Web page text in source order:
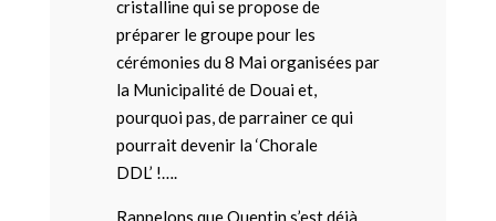
cristalline qui se propose de
préparer le groupe pour les
cérémonies du 8 Mai organisées par
la Municipalité de Douai et,
pourquoi pas, de parrainer ce qui
pourrait devenir la ‘Chorale
DDL’ !….
Rappelons que Quentin s’est déjà